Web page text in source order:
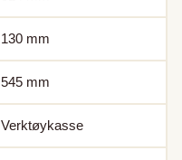
130 mm
545 mm
Verktøykasse